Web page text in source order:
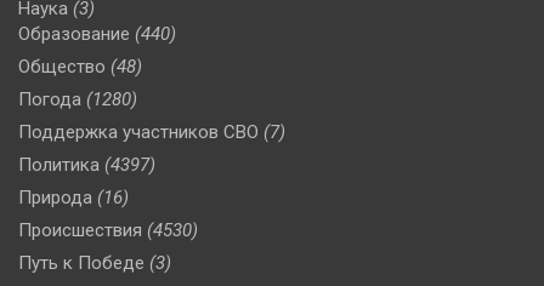
Наука (3)
Образование (440)
Общество (48)
Погода (1280)
Поддержка участников СВО (7)
Политика (4397)
Природа (16)
Происшествия (4530)
Путь к Победе (3)